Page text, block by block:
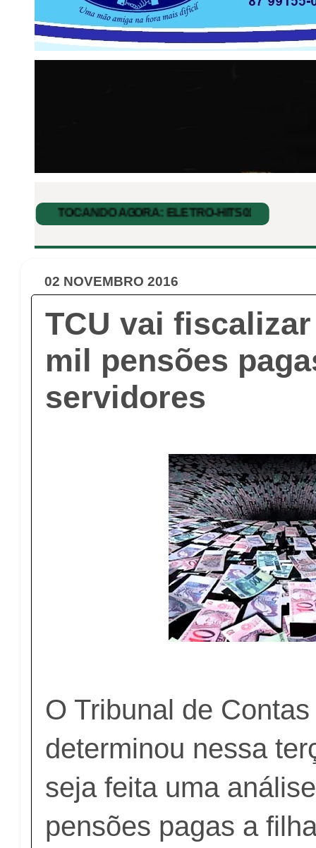
02 NOVEMBRO 2016
TCU vai
mil pensões
servidores
O Tribunal de
determinou nessa
seja feita uma
pensões pagas a